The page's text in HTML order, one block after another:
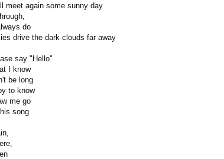
meet again some sunny day
do
drive the dark clouds far away
say "Hello"
I know
be long
to know
me go
song